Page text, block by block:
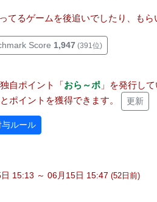
てるゲームを後追いでしたり、も
Score 1,947 (391位)
自ポイント「おら～ポ 」を発行して
ポイントを獲得できます。 更新
ルール
15:13 ～ 06月15日 15:47 (52 日 前)